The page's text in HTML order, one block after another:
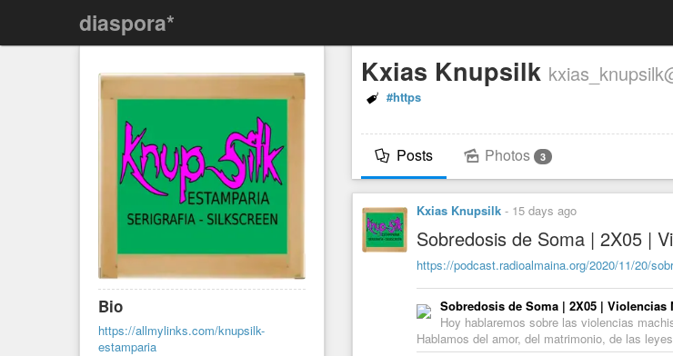
diaspora*
Bio
https://allmylinks.com/knupsilk-
estamparia
Kxias Knupsilk
#https
Posts Photos 3
Kxias Knupsilk - 15 days ago
Sobredosis de Soma | 2X05 |
https://podcast.radioalmaina.org/2020/11/20/
Sobredosis de Soma | 2X05 |
Hoy hablaremos sobre las violencias
Hablamos del amor, del matrimonio, de las